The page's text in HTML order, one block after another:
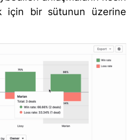
için bir sütunun üzerine